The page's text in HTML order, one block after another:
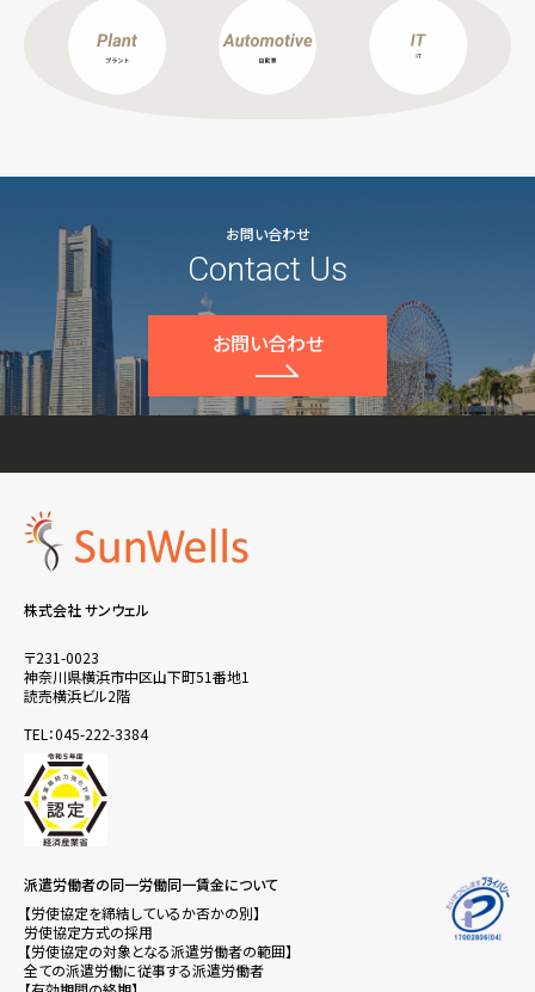
お問い合わせ
Contact Us
お問い合わせ
株式会社 サンウェル
〒231-0023
神奈川県横浜市中区山下町51番地1
読売横浜ビル2階
TEL：045-222-3384
派遣労働者の同一労働同一賃金について
【労使協定を締結しているか否かの別】
労使協定方式の採用
【労使協定の対象となる派遣労働者の範囲】
全ての派遣労働に従事する派遣労働者